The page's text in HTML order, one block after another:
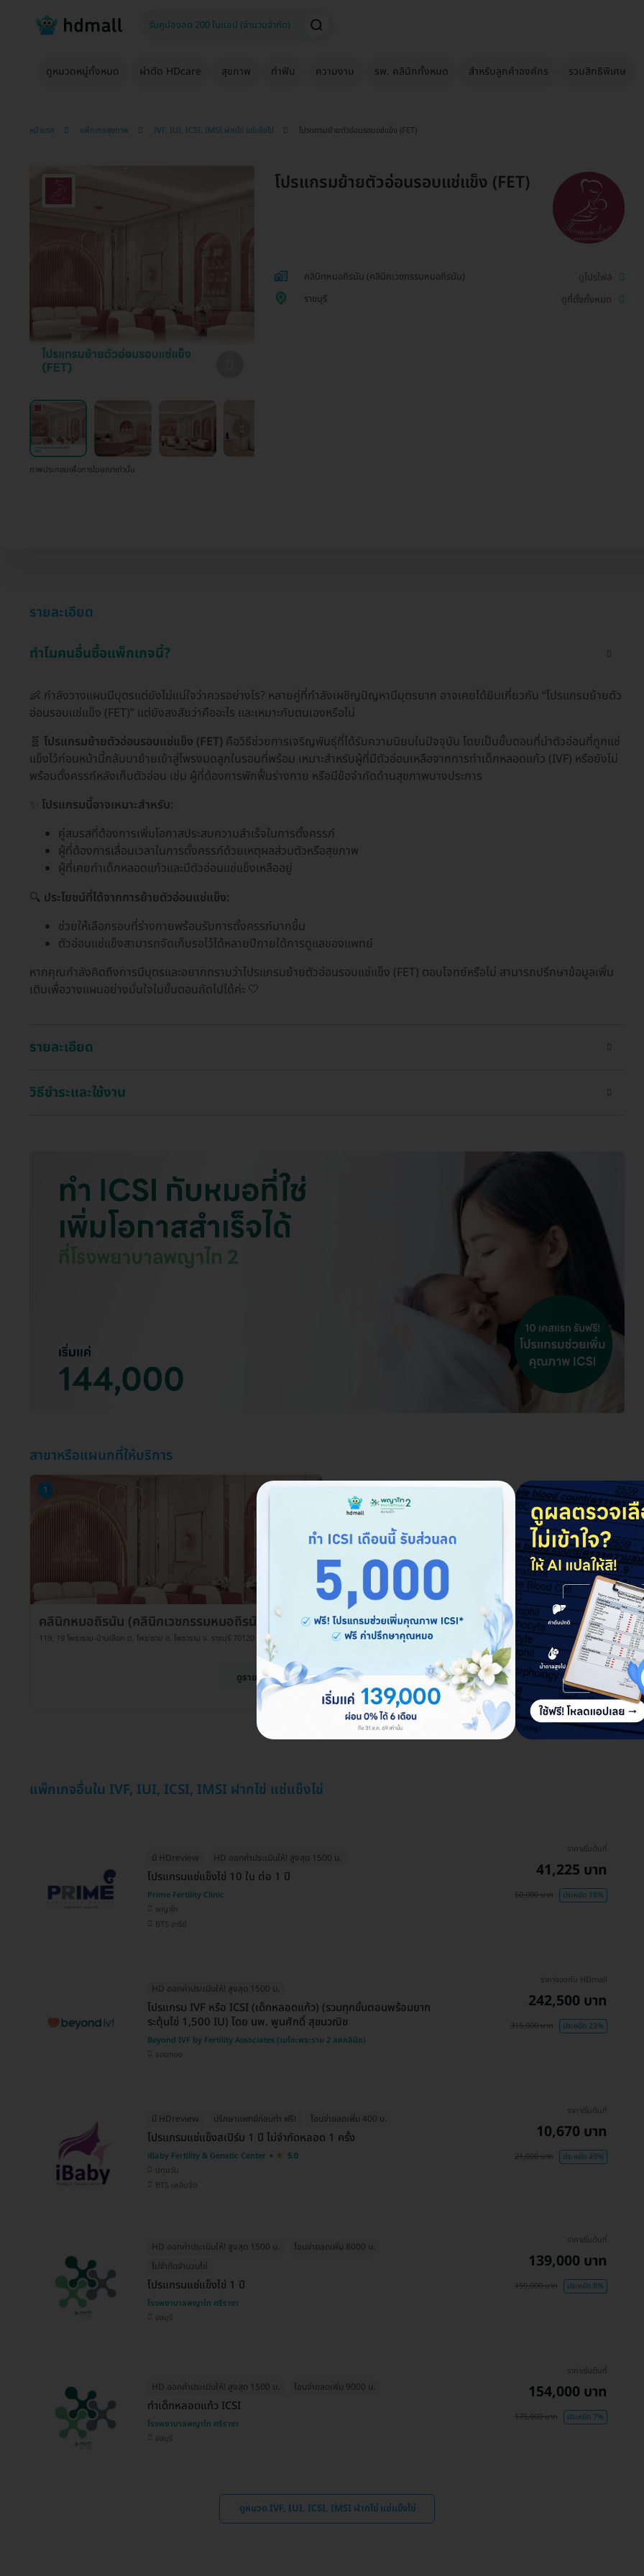
ดูหมวดหมู่ทั้งหมด ผ่าตัด HDcare สุขภาพ ทำฟัน ความงาม รพ. คลินิกทั้งหมด สำหรับลูกค้าองค์กร รวมสิทธิพิเศษ
หน้าแรก แพ็กเกจสุขภาพ IVF, IUI, ICSI, IMSI ฝากไข่ แช่แข็งไข่ โปรแกรมย้ายตัวอ่อนรอบแช่แข็ง (FET)
ภาพประกอบเพื่อการโฆษณาเท่านั้น
โปรแกรมย้ายตัวอ่อนรอบแช่แข็ง (FET)
คลินิกหมอถิรนัน (คลินิกเวชกรรมหมอถิรนัน)
ดูโปรไฟล์
ราชบุรี
ดูที่ตั้งทั้งหมด
รายละเอียด
ทำไมคนอื่นซื้อแพ็กเกจนี้?
👶 กำลังวางแผนมีบุตรแต่ยังไม่แน่ใจว่าควรอย่างไร? หลายคู่ที่กำลังเผชิญปัญหามีบุตรยาก อาจเคยได้ยินเกี่ยวกับ “โปรแกรมย้ายตัว
อ่อนรอบแช่แข็ง (FET)” แต่ยังสงสัยว่าคืออะไร และเหมาะกับตนเองหรือไม่
🧬 โปรแกรมย้ายตัวอ่อนรอบแช่แข็ง (FET) คือวิธีช่วยการเจริญพันธุ์ที่ได้รับความนิยมในปัจจุบัน โดยเป็นขั้นตอนที่นำตัวอ่อนที่ถูกแช่
แข็งไว้ก่อนหน้านี้กลับมาย้ายเข้าสู่โพรงมดลูกในรอบที่พร้อม เหมาะสำหรับผู้ที่มีตัวอ่อนเหลือจากการทำเด็กหลอดแก้ว (IVF) หรือยังไม่
พร้อมตั้งครรภ์หลังเก็บตัวอ่อน เช่น ผู้ที่ต้องการพักฟื้นร่างกาย หรือมีข้อจำกัดด้านสุขภาพบางประการ
โปรแกรมนี้อาจเหมาะสำหรับ:
คู่สมรสที่ต้องการเพิ่มโอกาสประสบความสำเร็จในการตั้งครรภ์
ผู้ที่ต้องการเลื่อนเวลาในการตั้งครรภ์ด้วยเหตุผลส่วนตัวหรือสุขภาพ
ผู้ที่เคยทำเด็กหลอดแก้วและมีตัวอ่อนแช่แข็งเหลืออยู่
🔍 ประโยชน์ที่ได้จากการย้ายตัวอ่อนแช่แข็ง:
ช่วยให้เลือกรอบที่ร่างกายพร้อมรับการตั้งครรภ์มากขึ้น
ตัวอ่อนแช่แข็งสามารถจัดเก็บรอไว้ได้หลายปีภายใต้การดูแลของแพทย์
หากคุณกำลังคิดถึงการมีบุตรและอยากทราบว่าโปรแกรมย้ายตัวอ่อนรอบแช่แข็ง (FET) ตอบโจทย์หรือไม่ สามารถปรึกษาข้อมูลเพิ่ม
เติมเพื่อวางแผนอย่างมั่นใจในขั้นตอนถัดไปได้ค่ะ 🤍
รายละเอียด
วิธีชำระและใช้งาน
สาขาหรือแผนกที่ให้บริการ
1
คลินิกหมอถิรนัน (คลินิกเวชกรรมหมอถิรนัน)
119, 19 โพธาราม-บ้านเลือก ต. โพธาราม อ. โพธาราม จ. ราชบุรี 70120
ดูรายละเอียด
แพ็กเกจอื่นใน IVF, IUI, ICSI, IMSI ฝากไข่ แช่แข็งไข่
มี HDreview HD ออกค่าประเมินให้! สูงสุด 1500 บ.
โปรแกรมแช่แข็งไข่ 10 ใบ ต่อ 1 ปี
Prime Fertility Clinic
พญาไท
BTS อารีย์
ราคาเริ่มต้นที่
41,225 บาท
50,000 บาท ประหยัด 18%
HD ออกค่าประเมินให้! สูงสุด 1500 บ.
โปรแกรม IVF หรือ ICSI (เด็กหลอดแก้ว) (รวมทุกขั้นตอนพร้อมยาก
ระตุ้นไข่ 1,500 IU) โดย นพ. พูนศักดิ์ สุชนวณิช
Beyond IVF by Fertility Associates (เมโกะพระราม 2 สหคลินิก)
จอมทอง
ราคาจองกับ HDmall
242,500 บาท
315,000 บาท ประหยัด 23%
มี HDreview ปรึกษาแพทย์ก่อนทำ ฟรี! โอนจ่ายลดเพิ่ม 400 บ.
โปรแกรมแช่แข็งสเปิร์ม 1 ปี ไม่จำกัดหลอด 1 ครั้ง
iBaby Fertility & Genetic Center
5.0
ปทุมวัน
BTS เพลินจิต
ราคาเริ่มต้นที่
10,670 บาท
21,000 บาท ประหยัด 49%
HD ออกค่าประเมินให้! สูงสุด 1500 บ.
โอนจ่ายลดเพิ่ม 8000 บ.
ไม่จำกัดจำนวนไข่
โปรแกรมแช่แข็งไข่ 1 ปี
โรงพยาบาลพญาไท ศรีราชา
ชลบุรี
ราคาเริ่มต้นที่
139,000 บาท
159,000 บาท ประหยัด 8%
HD ออกค่าประเมินให้! สูงสุด 1500 บ. โอนจ่ายลดเพิ่ม 9000 บ.
ทำเด็กหลอดแก้ว ICSI
โรงพยาบาลพญาไท ศรีราชา
ชลบุรี
ราคาเริ่มต้นที่
154,000 บาท
175,000 บาท ประหยัด 7%
ดูหมวด IVF, IUI, ICSI, IMSI ฝากไข่ แช่แข็งไข่